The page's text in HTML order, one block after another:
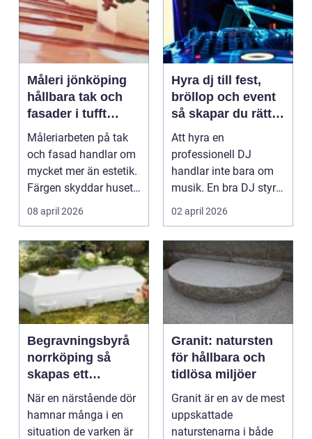
Måleri jönköping
hållbara tak och
fasader i tufft
klimat
Måleriarbeten på tak
och fasad handlar om
mycket mer än estetik.
Färgen skyddar huset
mot fukt, sol ...
08 april 2026
Hyra dj till fest,
bröllop och event
så skapar du rätt
stämning
Att hyra en
professionell DJ
handlar inte bara om
musik. En bra DJ styr
tempot under kvällen,
läser ...
02 april 2026
Begravningsbyrå
norrköping så
skapas ett
personligt och
tryggt avsked
När en närstående dör
hamnar många i en
situation de varken är
Granit: natursten
för hållbara och
tidlösa miljöer
Granit är en av de mest
uppskattade
naturstenarna i både